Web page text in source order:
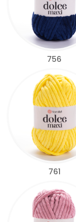
756
761